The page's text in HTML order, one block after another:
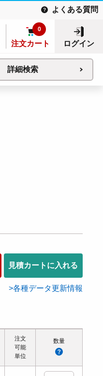
よくある質問
注文カート
0
ログイン
詳細検索
見積カートに入れる
各種データ更新情報
注文
可能
単位
数量